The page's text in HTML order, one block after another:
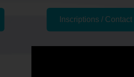
Inscriptions / Contact